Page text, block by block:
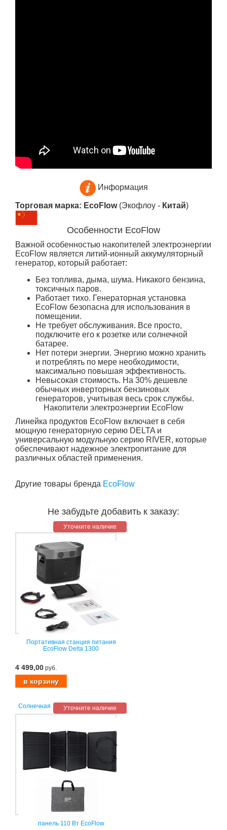
Информация
Торговая марка: EcoFlow(Экофлоу - Китай)
Особенности EcoFlow
Важной особенностью накопителей электроэнергии
EcoFlow является литий-ионный аккумуляторный
генератор, который работает:
Без топлива, дыма, шума. Никакого бензина,
токсичных паров.
Работает тихо. Генераторная установка
EcoFlow безопасна для использования в
помещении.
Не требует обслуживания. Все просто,
подключите его к розетке или солнечной
батарее.
Нет потери энергии. Энергию можно хранить
и потреблять по мере необходимости,
максимально повышая эффективность.
Невысокая стоимость. На 30% дешевле
обычных инверторных бензиновых
генераторов, учитывая весь срок службы.
Накопители электроэнергии EcoFlow
Линейка продуктов EcoFlow включает в себя
мощную генераторную серию DELTA и
универсальную модульную серию RIVER, которые
обеспечивают надежное электропитание для
различных областей применения.
Другие товары бренда EcoFlow
Не забудьте добавить к заказу:
Уточните наличие
Портативная станция питания
EcoFlow Delta 1300
4 499,00 руб.
Уточните наличие
Солнечная
панель 110 Вт EcoFlow